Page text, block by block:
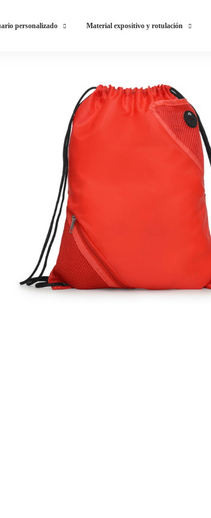
personalizado Material expositivo y rotulación